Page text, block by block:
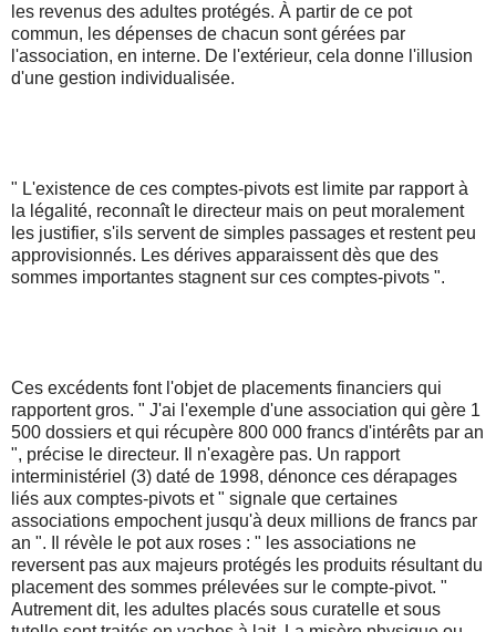
les revenus des adultes protégés. À partir de ce pot
commun, les dépenses de chacun sont gérées par
l'association, en interne. De l'extérieur, cela donne l'illusion
d'une gestion individualisée.
" L'existence de ces comptes-pivots est limite par rapport à
la légalité, reconnaît le directeur mais on peut moralement
les justifier, s'ils servent de simples passages et restent peu
approvisionnés. Les dérives apparaissent dès que des
sommes importantes stagnent sur ces comptes-pivots ".
Ces excédents font l'objet de placements financiers qui
rapportent gros. " J'ai l'exemple d'une association qui gère 1
500 dossiers et qui récupère 800 000 francs d'intérêts par an
", précise le directeur. Il n'exagère pas. Un rapport
interministériel (3) daté de 1998, dénonce ces dérapages
liés aux comptes-pivots et " signale que certaines
associations empochent jusqu'à deux millions de francs par
an ". Il révèle le pot aux roses : " les associations ne
reversent pas aux majeurs protégés les produits résultant du
placement des sommes prélevées sur le compte-pivot. "
Autrement dit, les adultes placés sous curatelle et sous